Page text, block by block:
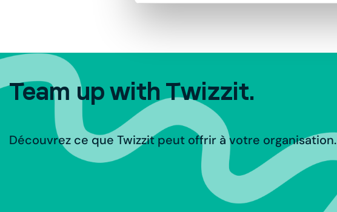
Team up with Twizzit.
Découvrez ce que Twizzit peut offrir à votre organisation.